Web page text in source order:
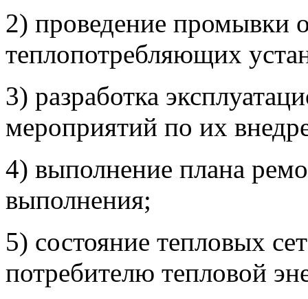
2) проведение промывки
теплопотребляющих
3) разработка
мероприятий по их
4) выполнение плана
выполнения;
5) состояние тепловых
потребителю тепловой